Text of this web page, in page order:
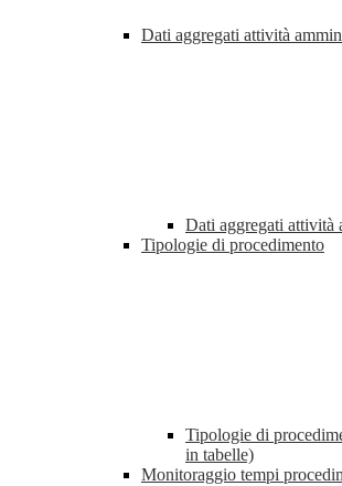
Dati aggregati attività
Dati aggregati attività
Tipologie di procedimento
Tipologie di
in tabelle)
Monitoraggio tempi